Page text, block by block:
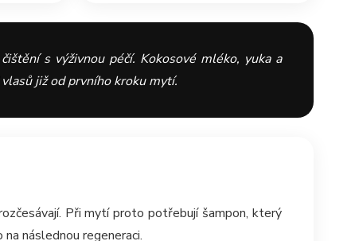
s výživnou péčí. Kokosové mléko, yuka a
již od prvního kroku mytí.
Při mytí proto potřebují šampon, který
následnou regeneraci.